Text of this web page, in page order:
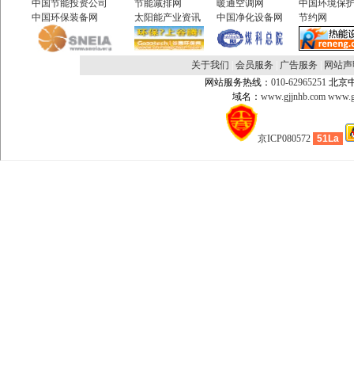
中国节能投资公司 节能减排网 暖通空调网
中国环境保
中国环保装备网
太阳能产业资讯 中国净化设备网 节约网
关于我们 会员服务 广告服务
网站
网站服务热线： 010-62965251 北京
域名： www.gjjnhb.com
京ICP080572 51La